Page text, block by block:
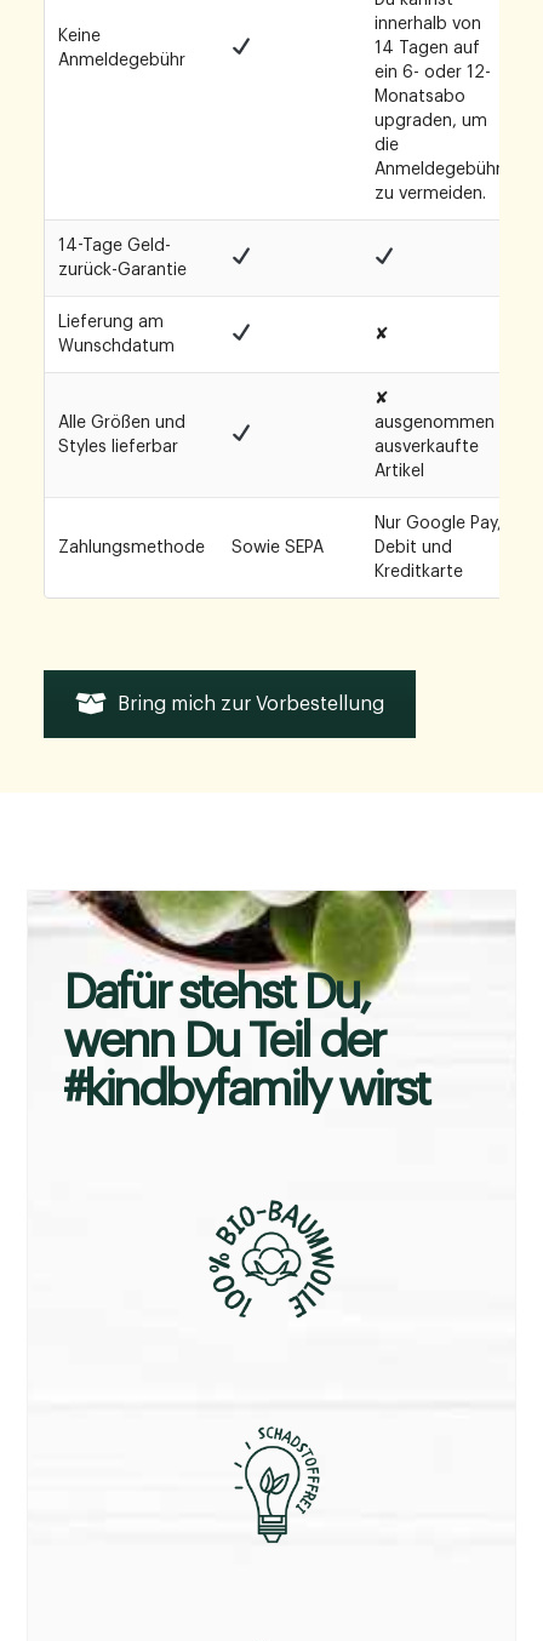
Keine
Anmeldegebühr
innerhalb von
14 Tagen auf
ein 6- oder 12-
Monatsabo
upgraden, um
die
Anmeldegebühr
zu vermeiden.
14-Tage Geld-
zurück-Garantie
Lieferung am
Wunschdatum
✘
Alle Größen und
Styles lieferbar
✘
ausgenommen
ausverkaufte
Artikel
Zahlungsmethode Sowie SEPA
Nur Google Pay,
Debit und
Kreditkarte
Bring mich zur Vorbestellung
Dafür stehst Du,
wenn Du Teil der
#kindbyfamily wirst